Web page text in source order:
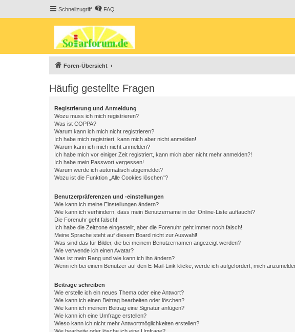
Schnellzugriff FAQ
Foren-Übersicht
Häufig gestellte Fragen
Registrierung und Anmeldung
Wozu muss ich mich registrieren?
Was ist COPPA?
Warum kann ich mich nicht registrieren?
Ich habe mich registriert, kann mich aber nicht anmelden!
Warum kann ich mich nicht anmelden?
Ich habe mich vor einiger Zeit registriert, kann mich aber nicht mehr anmelden?!
Ich habe mein Passwort vergessen!
Warum werde ich automatisch abgemeldet?
Wozu ist die Funktion „Alle Cookies löschen“?
Benutzerpräferenzen und -einstellungen
Wie kann ich meine Einstellungen ändern?
Wie kann ich verhindern, dass mein Benutzername in der Online-Liste auftaucht?
Die Forenuhr geht falsch!
Ich habe die Zeitzone eingestellt, aber die Forenuhr geht immer noch falsch!
Meine Sprache steht auf diesem Board nicht zur Auswahl!
Was sind das für Bilder, die bei meinem Benutzernamen angezeigt werden?
Wie verwende ich einen Avatar?
Was ist mein Rang und wie kann ich ihn ändern?
Wenn ich bei einem Benutzer auf den E-Mail-Link klicke, werde ich aufgefordert, mich
Beiträge schreiben
Wie erstelle ich ein neues Thema oder eine Antwort?
Wie kann ich einen Beitrag bearbeiten oder löschen?
Wie kann ich meinem Beitrag eine Signatur anfügen?
Wie kann ich eine Umfrage erstellen?
Wieso kann ich nicht mehr Antwortmöglichkeiten erstellen?